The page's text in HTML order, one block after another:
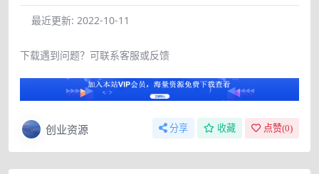
最近更新: 2022-10-11
下载遇到问题？可联系客服或反馈
创业资源 分享 收藏 点赞(0)